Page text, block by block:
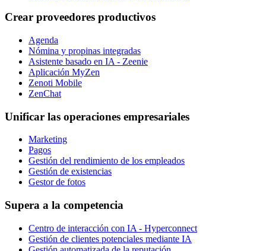
Crear proveedores productivos
Agenda
Nómina y propinas integradas
Asistente basado en IA - Zeenie
Aplicación MyZen
Zenoti Mobile
ZenChat
Unificar las operaciones empresariales
Marketing
Pagos
Gestión del rendimiento de los empleados
Gestión de existencias
Gestor de fotos
Supera a la competencia
Centro de interacción con IA - Hyperconnect
Gestión de clientes potenciales mediante IA